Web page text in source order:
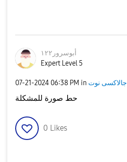
أبوسرور١٢٢
Expert Level 5
‎07-21-2024 06:38 PM in جالاكسى نوت
0 Likes